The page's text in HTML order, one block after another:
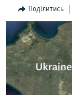
Перейти
до
пошуку
ПОГЛЯД
ІНТЕРВ'Ю
ВСЕ ЗА ДЕНЬ
СПЕЦПРОЕКТИ
ДЕПОРТАЦІЯ
ЯК ОБІЙТИ
Поділитись